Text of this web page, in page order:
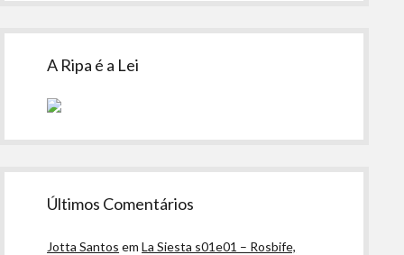
A Ripa é a Lei
Últimos Comentários
Jotta Santos emLa Siesta s01e01 – Rosbife,